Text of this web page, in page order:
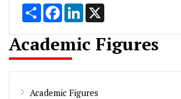
Share FacebookLinkedIn
Academic Figures
Academic Figures